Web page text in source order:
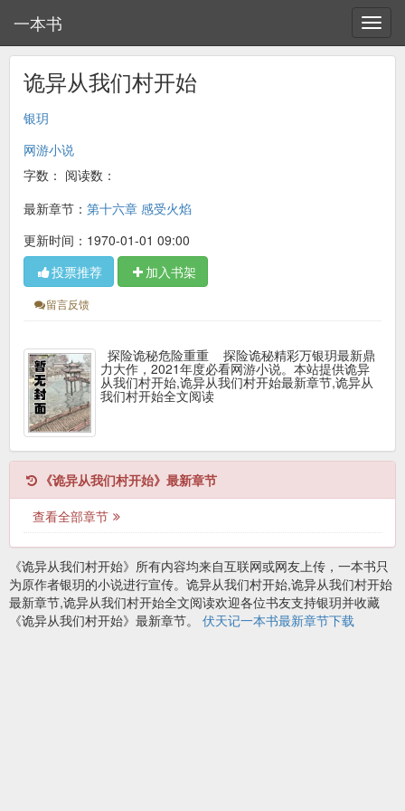
一本书
诡异从我们村开始
银玥
网游小说
字数： 阅读数：
最新章节： 第十六章 感受火焰
更新时间：1970-01-01 09:00
投票推荐
加入书架
留言反馈
探险诡秘危险重重 探险诡秘精彩万银玥最新鼎
力大作，2021年度必看网游小说。本站提供诡异
从我们村开始,诡异从我们村开始最新章节,诡异从
我们村开始全文阅读
《诡异从我们村开始》最新章节
查看全部章节
《诡异从我们村开始》所有内容均来自互联网或网友上传，一本书只
为原作者银玥的小说进行宣传。诡异从我们村开始,诡异从我们村开始
最新章节,诡异从我们村开始全文阅读欢迎各位书友支持银玥并收藏
《诡异从我们村开始》最新章节。 伏天记一本书最新章节下载